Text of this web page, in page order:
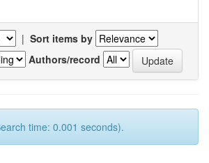
| Sort items by
Authors/record
time: 0.001 seconds).